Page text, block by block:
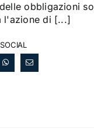
obbligazioni
l'azione di [...]